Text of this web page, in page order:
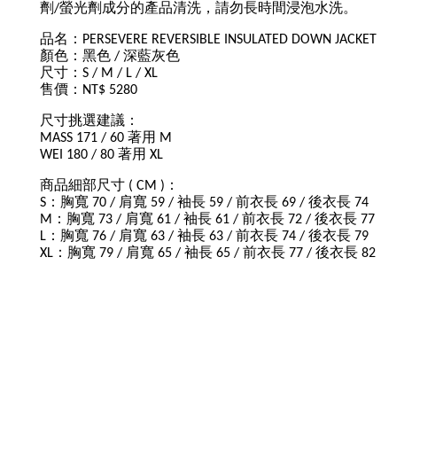
劑/螢光劑成分的產品清洗，請勿長時間浸泡水洗。
品名：PERSEVERE REVERSIBLE INSULATED DOWN JACKET
顏色：黑色 / 深藍灰色
尺寸：S / M / L / XL
售價：NT$ 5280
尺寸挑選建議：
MASS 171 / 60 著用 M
WEI 180 / 80 著用 XL
商品細部尺寸 ( CM )：
S：胸寬 70 / 肩寬 59 / 袖長 59 / 前衣長 69 / 後衣長 74
M：胸寬 73 / 肩寬 61 / 袖長 61 / 前衣長 72 / 後衣長 77
L：胸寬 76 / 肩寬 63 / 袖長 63 / 前衣長 74 / 後衣長 79
XL：胸寬 79 / 肩寬 65 / 袖長 65 / 前衣長 77 / 後衣長 82